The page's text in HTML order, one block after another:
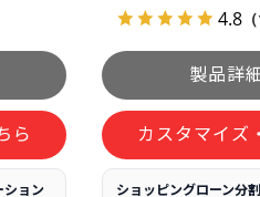
ら
ション
4.8
カスタマイズ
ショッピングローン分